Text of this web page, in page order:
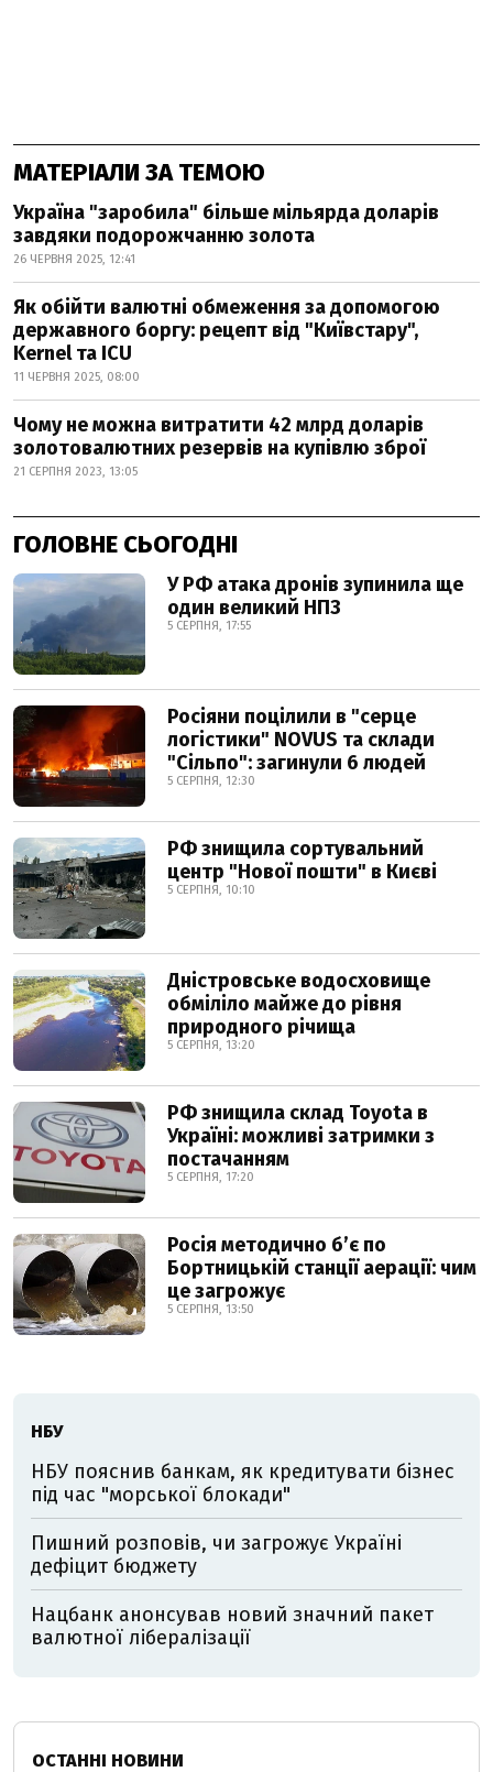
МАТЕРІАЛИ ЗА ТЕМОЮ
Україна "заробила" більше мільярда доларів
завдяки подорожчанню золота
26 ЧЕРВНЯ 2025, 12:41
Як обійти валютні обмеження за допомогою
державного боргу: рецепт від "Київстару",
Kernel та ICU
11 ЧЕРВНЯ 2025, 08:00
Чому не можна витратити 42 млрд доларів
золотовалютних резервів на купівлю зброї
21 СЕРПНЯ 2023, 13:05
ГОЛОВНЕ СЬОГОДНІ
У РФ атака дронів зупинила ще
один великий НПЗ
5 СЕРПНЯ, 17:55
Росіяни поцілили в "серце
логістики" NOVUS та склади
"Сільпо": загинули 6 людей
5 СЕРПНЯ, 12:30
РФ знищила сортувальний
центр "Нової пошти" в Києві
5 СЕРПНЯ, 10:10
Дністровське водосховище
обміліло майже до рівня
природного річища
5 СЕРПНЯ, 13:20
РФ знищила склад Toyota в
Україні: можливі затримки з
постачанням
5 СЕРПНЯ, 17:20
Росія методично б’є по
Бортницькій станції аерації: чим
це загрожує
5 СЕРПНЯ, 13:50
НБУ
НБУ пояснив банкам, як кредитувати бізнес
під час "морської блокади"
Пишний розповів, чи загрожує Україні
дефіцит бюджету
Нацбанк анонсував новий значний пакет
валютної лібералізації
ОСТАННІ НОВИНИ